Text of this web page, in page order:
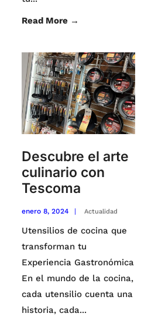
Read More →
Descubre el arte
culinario con
Tescoma
enero 8, 2024 | Actualidad
Utensilios de cocina que
transforman tu
Experiencia Gastronómica
En el mundo de la cocina,
cada utensilio cuenta una
historia, cada...